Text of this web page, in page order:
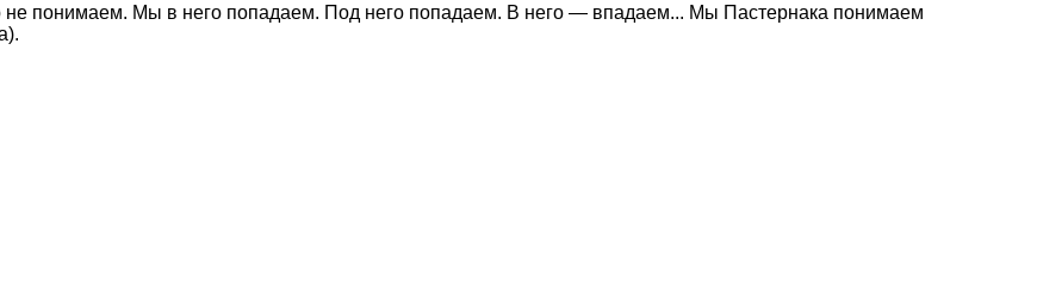
не понимаем. Мы в него попадаем. Под него попадаем. В него — впадаем... Мы Пастернака понимаем